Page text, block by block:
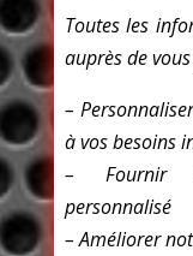
Toutes les
auprès de
–
à vos besoins
– Fournir
personnalisé
– Améliorer